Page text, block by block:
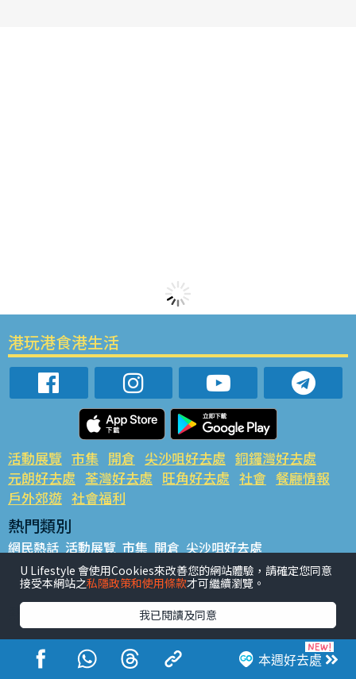
本週好去處
港玩港食港生活
活動展覽 市集 開倉 尖沙咀好去處 銅鑼灣好去處
元朗好去處 荃灣好去處 旺角好去處 社會 餐廳情報
戶外郊遊 社會福利
熱門類別
網民熱話 活動展覽 市集 開倉 尖沙咀好去處
銅鑼灣好去處 元朗好去處 荃灣好去處 旺角好去處 社會
餐廳情報 戶外郊遊
熱門標籤
#UGO搵好去處 #人氣活動推介 #美食社群熱話
#親子玩樂好去處
#ULifestyle應用程式
#限時搶
#UJetso禮物放送
#ULifestyle商戶中心 #著數 #網絡熱話
U Lifestyle 會使用Cookies來改善您的網站體驗，請確定您同意
接受本網站之私隱政策和使用條款才可繼續瀏覽。
我已閱讀及同意